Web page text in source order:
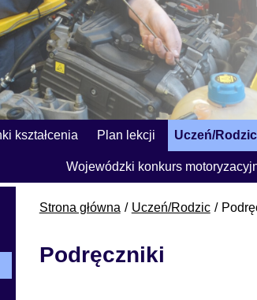
kształcenia Plan lekcji Uczeń/Rodzic
Wojewódzki konkurs
Strona główna Uczeń/Rodzic
Podręczniki